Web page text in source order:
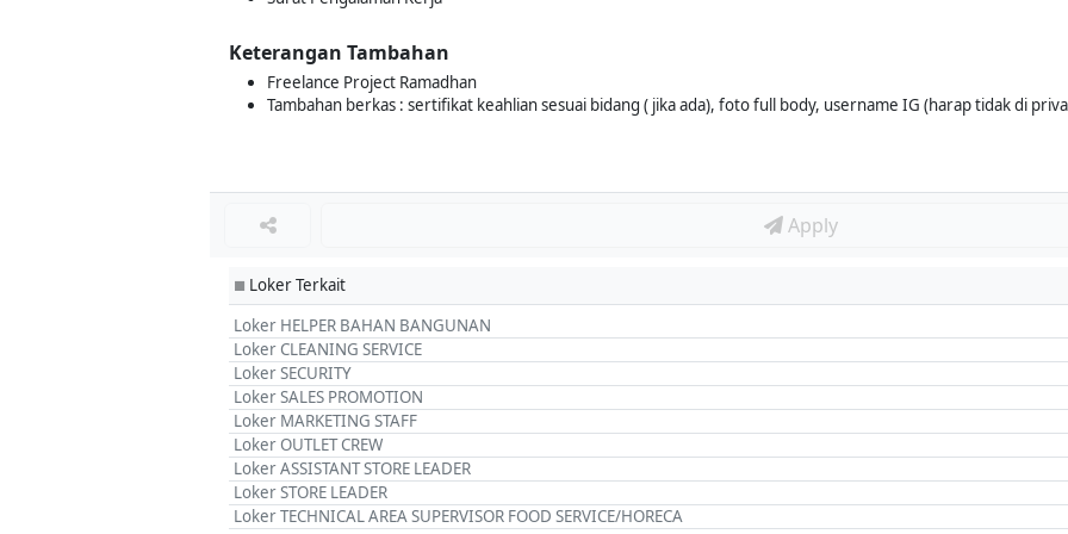
Keterangan Tambahan
Freelance Project Ramadhan
Tambahan berkas : sertifikat keahlian sesuai bidang ( jika ada), foto full body, username IG (harap tidak di
Apply
■ Loker Terkait
Loker HELPER BAHAN BANGUNAN
Loker CLEANING SERVICE
Loker SECURITY
Loker SALES PROMOTION
Loker MARKETING STAFF
Loker OUTLET CREW
Loker ASSISTANT STORE LEADER
Loker STORE LEADER
Loker TECHNICAL AREA SUPERVISOR FOOD SERVICE/HORECA